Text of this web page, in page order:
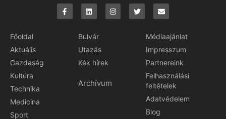
Főoldal
Aktuális
Gazdaság
Kultúra
Technika
Medicina
Sport
Bulvár
Utazás
Kék hírek
Archívum
Médiaajánlat
Impresszum
Partnereink
Felhasználási
feltételek
Adatvédelem
Blog